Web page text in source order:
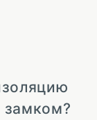
замком?